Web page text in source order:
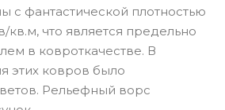
с фантастической плотностью
кв.м, что является предельно
в ковроткачестве. В
этих ковров было
Рельефный ворс